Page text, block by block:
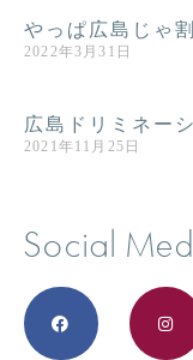
やっぱ広島じゃ
2022年3月31日
広島ドリミネー
2021年11月25日
Social